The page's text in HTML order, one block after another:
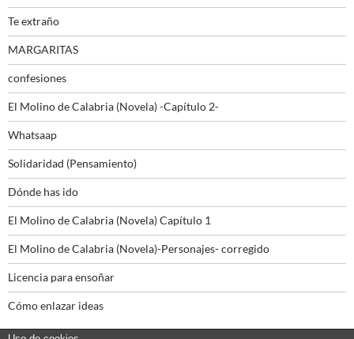
Te extraño
MARGARITAS
confesiones
El Molino de Calabria (Novela) -Capítulo 2-
Whatsaap
Solidaridad (Pensamiento)
Dónde has ido
El Molino de Calabria (Novela) Capítulo 1
El Molino de Calabria (Novela)-Personajes- corregido
Licencia para ensoñar
Cómo enlazar ideas